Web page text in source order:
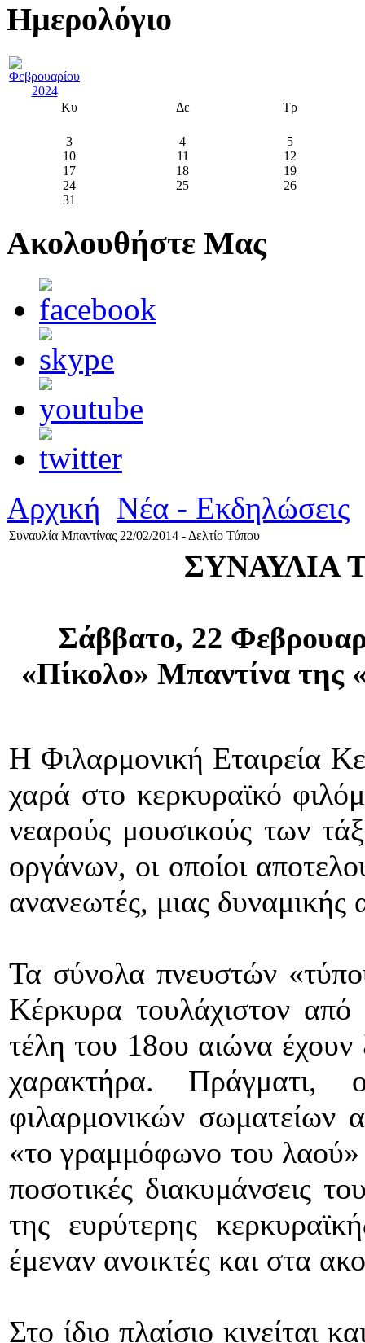
Ημερολόγιο
Κυ Δε Τρ
3 4
5
10
11
12
17
18
19
24
25
26
31
Ακολουθήστε Μας
Αρχική Νέα - Εκδηλώσεις
Συναυλία Μπαντίνας 22/02/2014 - Δελτίο Τύπου
ΣΥΝΑΥΛΙΑ
Σάββατο, 22
«Πίκολο» Μπαντίνα της
Η Φιλαρμονική Εταιρεία
χαρά στο κερκυραϊκό
νεαρούς μουσικούς των
οργάνων, οι οποίοι
ανανεωτές, μιας δυναμικής
Τα σύνολα πνευστών
Κέρκυρα τουλάχιστον
τέλη του 18ου αιώνα έχουν
χαρακτήρα. Πράγματι,
φιλαρμονικών σωματείων
«το γραμμόφωνο του λαού»
ποσοτικές διακυμάνσεις
της ευρύτερης
έμεναν ανοικτές και στα
Στο ίδιο πλαίσιο κινείται